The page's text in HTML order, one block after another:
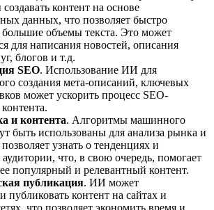
контент на основе
данных, что позволяет быстро
большие объемы текста. Это может
для написания новостей, описания
блогов и т.д.
SEO. Использование ИИ для
создания мета-описаний, ключевых
может ускорить процесс SEO-
и контента. Алгоритмы машинного
быть использованы для анализа рынка и
узнать о тенденциях и
аудитории, что, в свою очередь, помогает
популярный и релевантный контент.
публикация. ИИ может
публиковать контент на сайтах и
что позволяет экономить время и